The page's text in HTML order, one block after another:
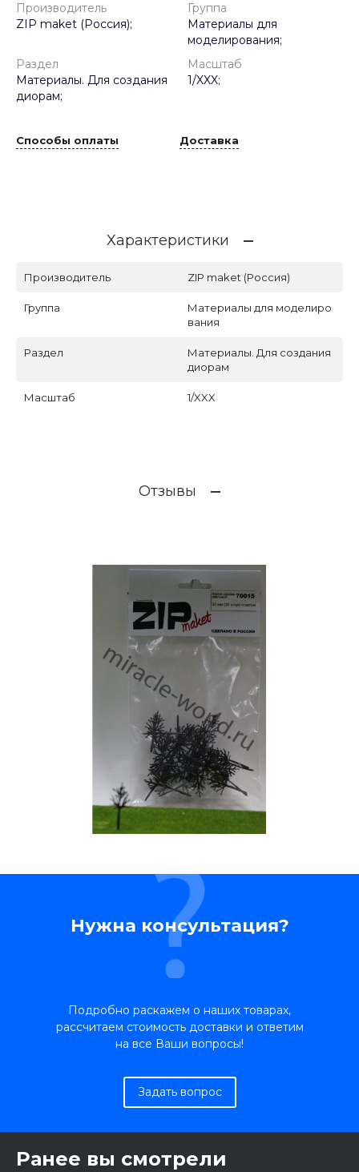
Производитель
ZIP maket (Россия);
Группа
Материалы для
моделирования;
Раздел
Материалы. Для создания
диорам;
Масштаб
1/XXX;
Способы оплаты Доставка
Характеристики
Производитель ZIP maket (Россия)
Группа
Материалы для моделиро
вания
Раздел
Материалы. Для создания
диорам
Масштаб 1/XXX
Отзывы
Нужна консультация?
Подробно раскажем о наших товарах,
рассчитаем стоимость доставки и ответим
на все Ваши вопросы!
Задать вопрос
Ранее вы смотрели